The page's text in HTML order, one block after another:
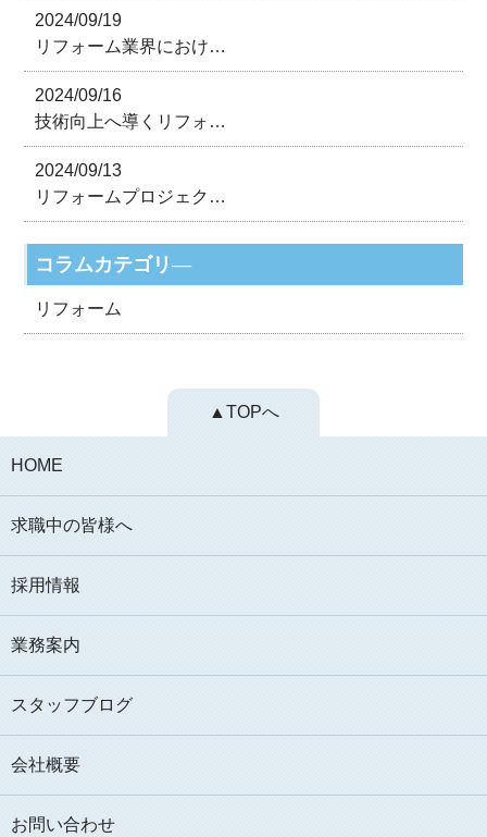
2024/09/19
リフォーム業界におけ…
2024/09/16
技術向上へ導くリフォ…
2024/09/13
リフォームプロジェク…
コラムカテゴリ―
リフォーム
▲TOPへ
HOME
求職中の皆様へ
採用情報
業務案内
スタッフブログ
会社概要
お問い合わせ